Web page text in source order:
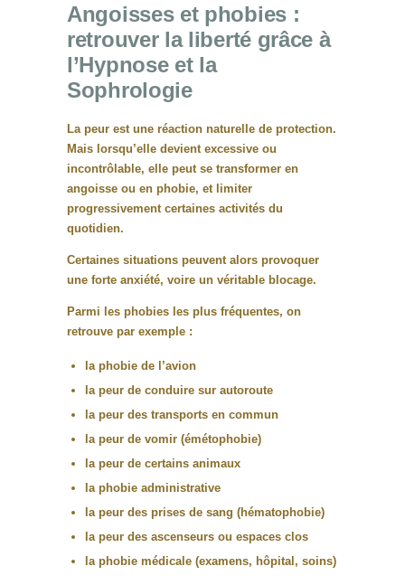
Angoisses et phobies :
retrouver la liberté grâce à
l’Hypnose et la
Sophrologie
La peur est une réaction naturelle de protection.
Mais lorsqu’elle devient excessive ou
incontrôlable, elle peut se transformer en
angoisse ou en phobie, et limiter
progressivement certaines activités du
quotidien.
Certaines situations peuvent alors provoquer
une forte anxiété, voire un véritable blocage.
Parmi les phobies les plus fréquentes, on
retrouve par exemple :
la phobie de l’avion
la peur de conduire sur autoroute
la peur des transports en commun
la peur de vomir (émétophobie)
la peur de certains animaux
la phobie administrative
la peur des prises de sang (hématophobie)
la peur des ascenseurs ou espaces clos
la phobie médicale(examens, hôpital, soins)